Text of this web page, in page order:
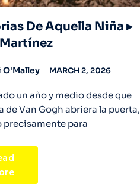
De Aquella Niña ▸
O'Malley MARCH 2, 2026
un año y medio desde que
de Van Gogh abriera la puerta,
precisamente para